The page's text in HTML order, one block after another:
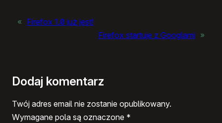
« Firefox 1.0 już jest!
Firefox startuje z Googlami »
Dodaj komentarz
Twój adres email nie zostanie opublikowany.
Wymagane pola są oznaczone *